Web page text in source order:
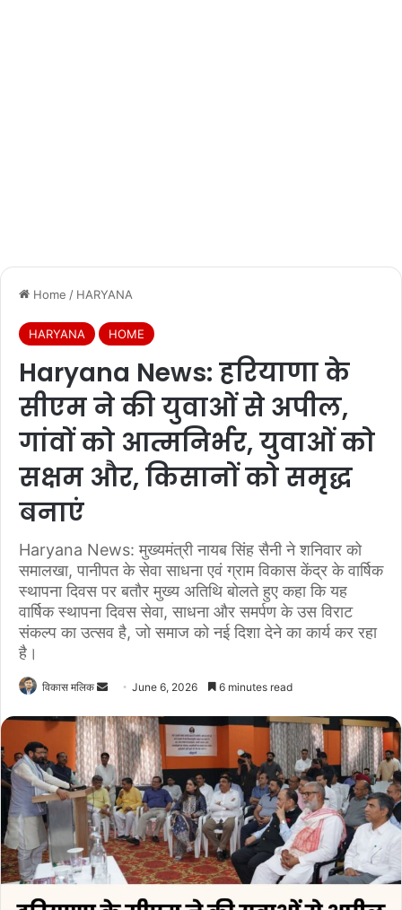
Home / HARYANA
HARYANA HOME
Haryana News: हरियाणा के
सीएम ने की युवाओं से अपील,
गांवों को आत्मनिर्भर, युवाओं को
सक्षम और, किसानों को समृद्ध
बनाएं
Haryana News: मुख्यमंत्री नायब सिंह सैनी ने शनिवार को
समालखा, पानीपत के सेवा साधना एवं ग्राम विकास केंद्र के वार्षिक
स्थापना दिवस पर बतौर मुख्य अतिथि बोलते हुए कहा कि यह
वार्षिक स्थापना दिवस सेवा, साधना और समर्पण के उस विराट
संकल्प का उत्सव है, जो समाज को नई दिशा देने का कार्य कर रहा
है।
विकास मलिक
n
d
a
n
e
m
a
l
June 6, 2026 6 minutes read